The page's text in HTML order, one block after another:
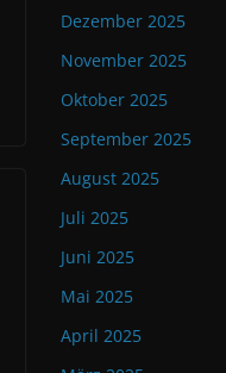
Dezember 2025
November 2025
Oktober 2025
September 2025
August 2025
Juli 2025
Juni 2025
Mai 2025
April 2025